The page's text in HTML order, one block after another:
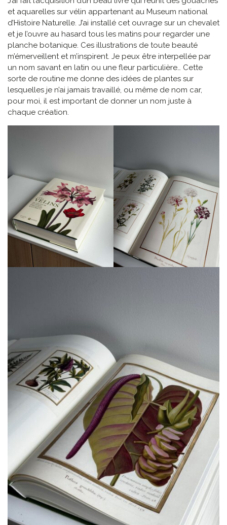
et aquarelles sur vélin appartenant au Museum national
d’Histoire Naturelle. J’ai installé cet ouvrage sur un chevalet
et je l’ouvre au hasard tous les matins pour regarder une
planche botanique. Ces illustrations de toute beauté
m’émerveillent et m’inspirent. Je peux être interpellée par
un nom savant en latin ou une fleur particulière… Cette
sorte de routine me donne des idées de plantes sur
lesquelles je n’ai jamais travaillé, ou même de nom car,
pour moi, il est important de donner un nom juste à
chaque création.